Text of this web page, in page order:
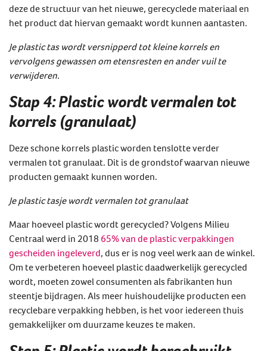
deze de structuur van het nieuwe, gerecyclede materiaal en
het product dat hiervan gemaakt wordt kunnen aantasten.
Je plastic tas wordt versnipperd tot kleine korrels en
vervolgens gewassen om etensresten en ander vuil te
verwijderen.
Stap 4: Plastic wordt vermalen tot
korrels (granulaat)
Deze schone korrels plastic worden tenslotte verder
vermalen tot granulaat. Dit is de grondstof waarvan nieuwe
producten gemaakt kunnen worden.
Je plastic tasje wordt vermalen tot granulaat
Maar hoeveel plastic wordt gerecycled? Volgens Milieu
Centraal werd in 2018 65% van de plastic verpakkingen
gescheiden ingeleverd, dus er is nog veel werk aan de winkel.
Om te verbeteren hoeveel plastic daadwerkelijk gerecycled
wordt, moeten zowel consumenten als fabrikanten hun
steentje bijdragen. Als meer huishoudelijke producten een
recyclebare verpakking hebben, is het voor iedereen thuis
gemakkelijker om duurzame keuzes te maken.